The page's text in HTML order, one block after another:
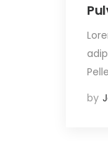
by